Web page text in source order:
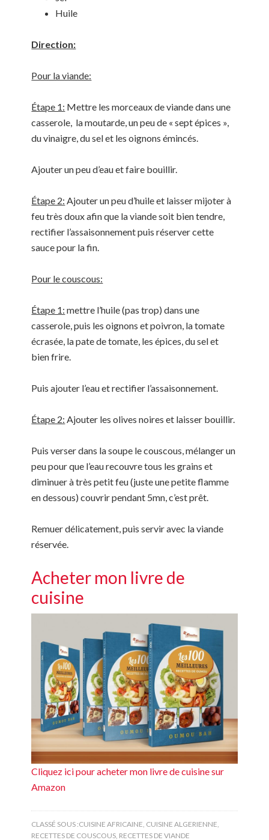
Huile
Direction:
Pour la viande:
Étape 1: Mettre les morceaux de viande dans une
casserole, la moutarde, un peu de « sept épices »,
du vinaigre, du sel et les oignons émincés.
Ajouter un peu d’eau et faire bouillir.
Étape 2: Ajouter un peu d’huile et laisser mijoter à
feu très doux afin que la viande soit bien tendre,
rectifier l’assaisonnement puis réserver cette
sauce pour la fin.
Pour le couscous:
Étape 1: mettre l’huile (pas trop) dans une
casserole, puis les oignons et poivron, la tomate
écrasée, la pate de tomate, les épices, du sel et
bien frire.
Puis ajouter l’eau et rectifier l’assaisonnement.
Étape 2: Ajouter les olives noires et laisser bouillir.
Puis verser dans la soupe le couscous, mélanger un
peu pour que l’eau recouvre tous les grains et
diminuer à très petit feu (juste une petite flamme
en dessous) couvrir pendant 5mn, c’est prêt.
Remuer délicatement, puis servir avec la viande
réservée.
Acheter mon livre de
cuisine
Cliquez ici pour acheter mon livre de cuisine sur
Amazon
CLASSÉ SOUS :CUISINE AFRICAINE, CUISINE ALGERIENNE,
RECETTES DE COUSCOUS, RECETTES DE VIANDE